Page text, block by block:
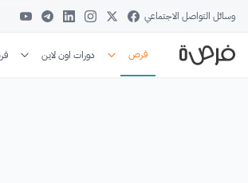
وسائل التواصل الاجتماعي
فرص دورات اون لاين